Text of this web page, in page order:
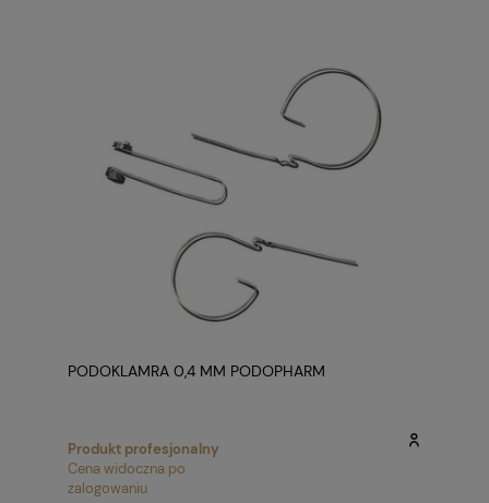
PODOKLAMRA 0,4 MM PODOPHARM
Produkt profesjonalny
Cena widoczna po
zalogowaniu